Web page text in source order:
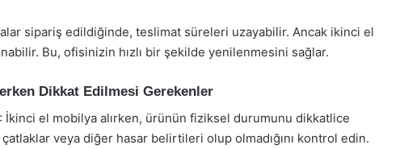
sipariş edildiğinde, teslimat süreleri uzayabilir. Ancak ikinci el
Bu, ofisinizin hızlı bir şekilde yenilenmesini sağlar.
Dikkat Edilmesi Gerekenler
el mobilya alırken, ürünün fiziksel durumunu dikkatlice
veya diğer hasar belirtileri olup olmadığını kontrol edin.